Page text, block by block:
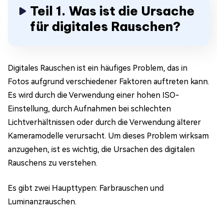
Teil 1. Was ist die Ursache
für digitales Rauschen?
Digitales Rauschen ist ein häufiges Problem, das in
Fotos aufgrund verschiedener Faktoren auftreten kann.
Es wird durch die Verwendung einer hohen ISO-
Einstellung, durch Aufnahmen bei schlechten
Lichtverhältnissen oder durch die Verwendung älterer
Kameramodelle verursacht. Um dieses Problem wirksam
anzugehen, ist es wichtig, die Ursachen des digitalen
Rauschens zu verstehen.
Es gibt zwei Haupttypen: Farbrauschen und
Luminanzrauschen.